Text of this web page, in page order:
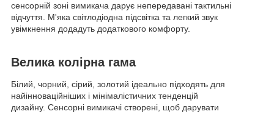
сенсорній зоні вимикача дарує непередавані тактильні
відчуття. М'яка світлодіодна підсвітка та легкий звук
увімкнення додадуть додаткового комфорту.
Велика колірна гама
Білий, чорний, сірий, золотий ідеально підходять для
найінноваційніших і мінімалістичних тенденцій
дизайну. Сенсорні вимикачі створені, щоб дарувати